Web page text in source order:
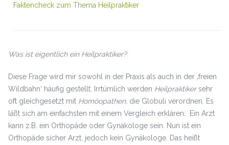
Faktencheck zum Thema Heilpraktiker
Was ist eigentlich ein Heilpraktiker?
Diese Frage wird mir sowohl in der Praxis als auch in der ‚freien
Wildbahn‘ häufig gestellt. Irrtümlich werden Heilpraktikersehr
oft gleichgesetzt mit Homöopathen, die Globuli verordnen. Es
läßt sich am einfachsten mit einem Vergleich erklären: Ein Arzt
kann z.B. ein Orthopäde oder Gynäkologe sein. Nun ist ein
Orthopäde sicher Arzt, jedoch kein Gynäkologe. Das heißt